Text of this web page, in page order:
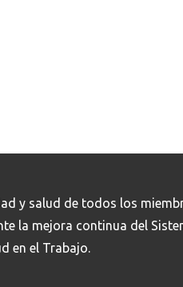
y salud de todos los
la mejora continua del
en el Trabajo.